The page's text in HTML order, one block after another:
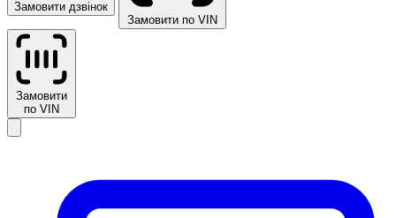
Замовити дзвінок
Замовити по VIN
Замовити
по VIN